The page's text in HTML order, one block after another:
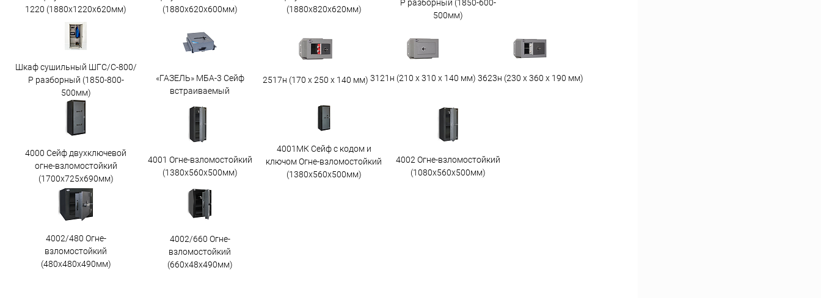
1220 (1880x1220x620мм)
(1880x620x600мм)
(1880x820x620мм)
Р разборный (1850-600-
500мм)
Шкаф сушильный ШГС/С-800/
Р разборный (1850-800-
500мм)
«ГАЗЕЛЬ» МБА-3 Сейф
встраиваемый
2517н (170 х 250 х 140 мм) 3121н (210 х 310 х 140 мм) 3623н (230 х 360 х 190 мм)
4000 Сейф двухключевой
огне-взломостойкий
(1700х725х690мм)
4001 Огне-взломостойкий
(1380х560х500мм)
4001МК Сейф с кодом и
ключом Огне-взломостойкий
(1380х560х500мм)
4002 Огне-взломостойкий
(1080х560х500мм)
4002/480 Огне-
взломостойкий
(480х480х490мм)
4002/660 Огне-
взломостойкий
(660х48х490мм)